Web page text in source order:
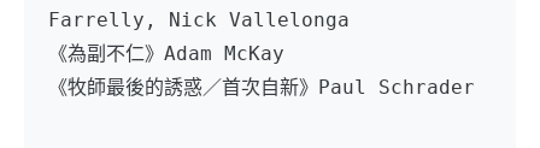
Farrelly, Nick Vallelonga
《為副不仁》Adam McKay
《牧師最後的誘惑／首次自新》Paul Schrader